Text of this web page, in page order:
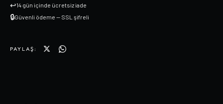
↩14 gün içinde ücretsiz iade
🔒Güvenli ödeme — SSL şifreli
PAYLAŞ: